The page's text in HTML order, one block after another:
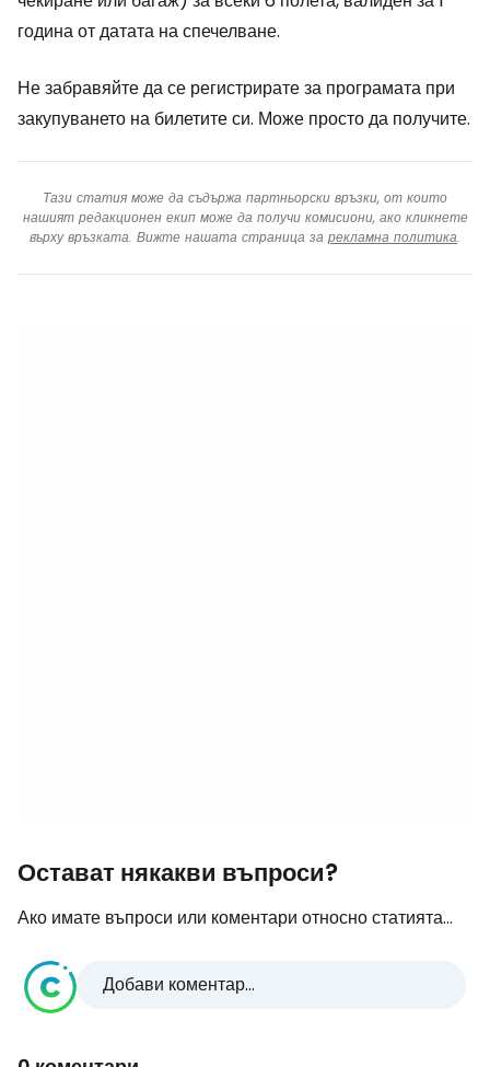
година от датата на спечелване.
Не забравяйте да се регистрирате за програмата при
закупуването на билетите си. Може просто да получите.
Тази статия може да съдържа партньорски връзки, от които
нашият редакционен екип може да получи комисиони, ако кликнете
върху връзката. Вижте нашата страница за рекламна политика.
Остават някакви въпроси?
Ако имате въпроси или коментари относно статията...
Добави коментар...